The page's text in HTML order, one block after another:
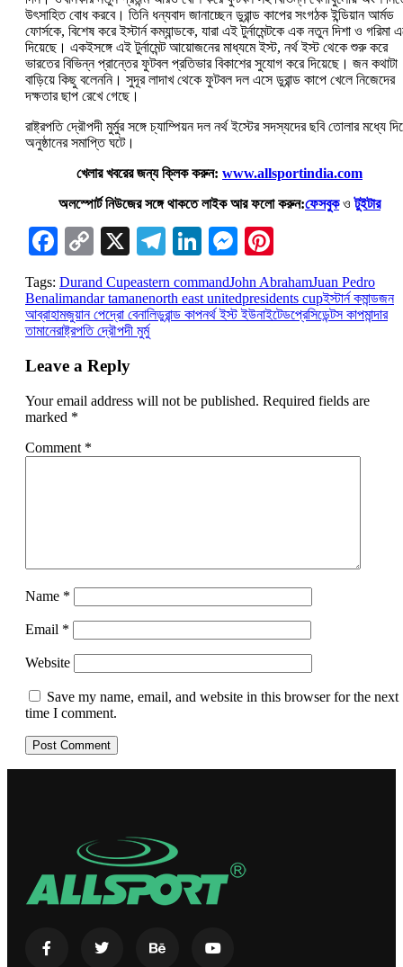
উৎসাহিত বোধ করবে। তিনি ধন্যবাদ জানাচ্ছেন ডুরান্ড কাপের সংগঠক ইন্ডিয়ান আর্মড
ফোর্সকে, বিশেষ করে ইস্টার্ন কম্যান্ডকে, যারা এই টুর্নামেন্টকে এক নতুন দিশা ও গরিমা
দিয়েছে। একইসঙ্গে এই টুর্নামেন্ট আয়োজনের মাধ্যমে ইস্ট, নর্থ ইস্ট থেকে শুরু করে
ভারতের বিভিন্ন প্রান্তের ফুটবল প্রতিভার বিকাশের সুযোগ করে দিয়েছে। জন কথাটা
বাড়িয়ে কিছু বলেননি। সুদূর লাদাখ থেকে ফুটবল দল এসে ডুরান্ড কাপে খেলে নিজেদের
দক্ষতার ছাপ রেখে গেছে।
রাষ্ট্রপতি দ্রৌপদী মুর্মুর সঙ্গে চ্যাম্পিয়ন দল নর্থ ইস্টের সদস্যদের ছবি তোলার মধ্যে
অনুষ্ঠানের সমাপ্তি ঘটে।
খেলার খবরের জন্য ক্লিক করুন: www.allsportindia.com
অলস্পোর্ট নিউজের সঙ্গে থাকতে লাইক আর ফলো করুন:ফেসবুকওটুইটার
Facebook
Copy
Link
X Telegram
LinkedIn
Messenger
Tags: Durand Cupeastern commandJohn AbrahamJuan Pedro
Benalimandar tamanenorth east unitedpresidents cupইস্টার্ন কমান্ডজন
আব্রাহামজুয়ান পেদ্রো বেনালিডুরান্ড কাপনর্থ ইস্ট ইউনাইটেডপ্রেসিডেন্টস কাপমান্দার
তামানেরাষ্ট্রপতি দ্রৌপদী মুর্মু
Leave a Reply
Your email address will not be published. Required fields are
marked *
Comment *
Name *
Email *
Website
Save my name, email, and website in this browser for the next
time I comment.